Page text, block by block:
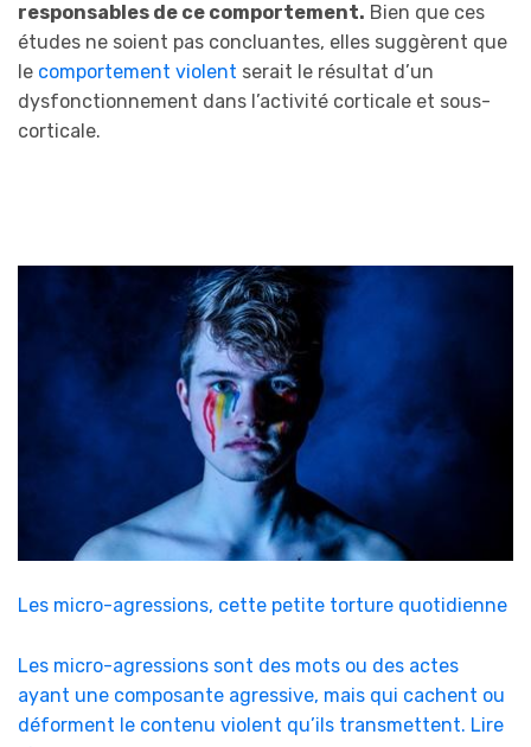
responsables de ce comportement. Bien que ces
études ne soient pas concluantes, elles suggèrent que
le comportement violent serait le résultat d’un
dysfonctionnement dans l’activité corticale et sous-
corticale.
Les micro-agressions, cette petite torture quotidienne
Les micro-agressions sont des mots ou des actes
ayant une composante agressive, mais qui cachent ou
déforment le contenu violent qu’ils transmettent. Lire